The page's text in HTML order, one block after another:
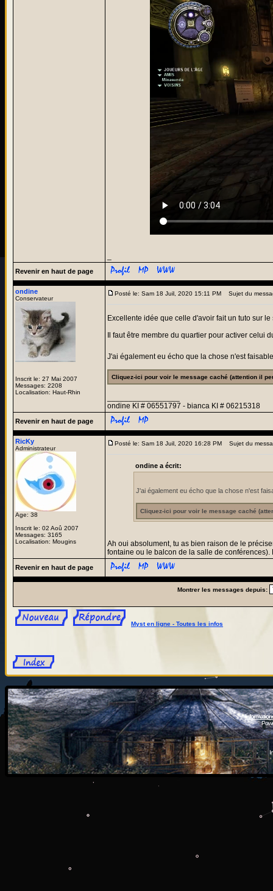
Revenir en haut de page
ondine
Conservateur
Inscrit le: 27 Mai 2007
Messages: 2208
Localisation: Haut-Rhin
Posté le: Sam 18 Juil, 2020 15:11 PM Sujet du
Excellente idée que celle d'avoir fait un tuto sur
Il faut être membre du quartier pour activer celui
J'ai également eu écho que la chose n'est
Cliquez-ici pour voir le message caché (attention il
ondine KI # 06551797 - bianca KI # 06215318
Revenir en haut de page
RicKy
Administrateur
Age: 38
Inscrit le: 02 Aoû 2007
Messages: 3165
Localisation: Mougins
Posté le: Sam 18 Juil, 2020 16:28 PM Sujet du
ondine a écrit:
J'ai également eu écho que la chose n'est
Cliquez-ici pour voir le message caché
Ah oui absolument, tu as bien raison de le
fontaine ou le balcon de la salle de
Revenir en haut de page
Montrer les messages depuis:
Myst en ligne - Toutes les infos